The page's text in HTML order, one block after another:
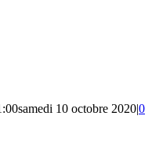
samedi 10 octobre 2020|0